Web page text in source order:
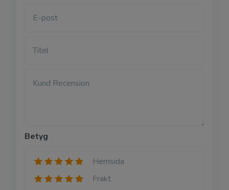
E-post
Titel
Kund Recension
Betyg
Hemsida
Frakt